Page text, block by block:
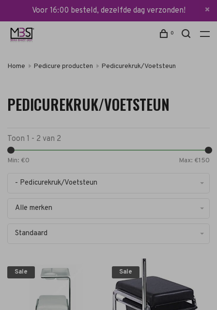
Voor 16:00 besteld, dezelfde dag verzonden!
0
Home Pedicure producten Pedicurekruk/Voetsteun
PEDICUREKRUK/VOETSTEUN
Toon 1 - 2 van 2
Min: €0 Max: €150
- Pedicurekruk/Voetsteun
Alle merken
Standaard
Sale Sale